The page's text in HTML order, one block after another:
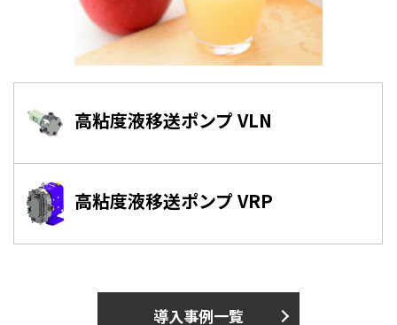
高粘度液移送ポンプ VLN
高粘度液移送ポンプ VRP
導入事例一覧